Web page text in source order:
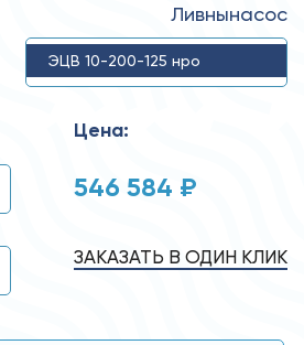
Ливнынасос
ЭЦВ 10-200-125 нро
Цена:
546 584 ₽
ЗАКАЗАТЬ В ОДИН КЛИК